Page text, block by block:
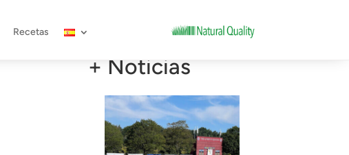
Recetas
+ Noticias